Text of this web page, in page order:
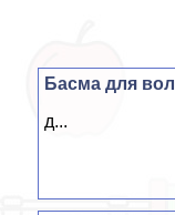
Басма для
д...